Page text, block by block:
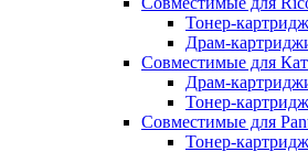
Тонер-
Драм-
Совместимые для
Драм-
Тонер-
Совместимые для
Тонер-